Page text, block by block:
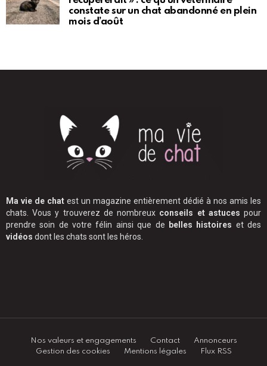
constate sur un chat abandonné en plein
mois d’août
Ma vie de chat est un magazine entièrement dédié à nos amis les
chats. Vous y trouverez de nombreux conseils et astuces pour
prendre soin de votre félin ainsi que de
belles histoires et des
vidéos dont les chats sont les héros.
Nos valeurs et engagements Contact
Annonceurs
Gestion des cookies
Mentions légales Flux RSS